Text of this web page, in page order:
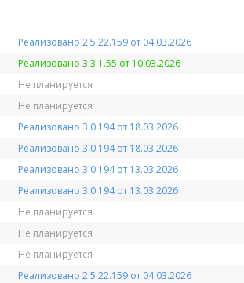
Реализовано 2.5.22.159 от 04.03.2026
Реализовано 3.3.1.55 от 10.03.2026
Не планируется
Не планируется
Реализовано 3.0.194 от 18.03.2026
Реализовано 3.0.194 от 18.03.2026
Реализовано 3.0.194 от 13.03.2026
Реализовано 3.0.194 от 13.03.2026
Не планируется
Не планируется
Не планируется
Реализовано 2.5.22.159 от 04.03.2026